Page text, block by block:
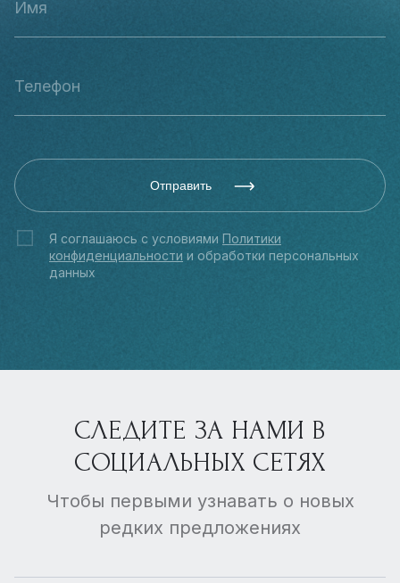
Отправить
Я соглашаюсь с условиями Политики
конфиденциальности и обработки персональных
данных
СЛЕДИТЕ ЗА НАМИ В
СОЦИАЛЬНЫХ СЕТЯХ
Чтобы первыми узнавать о новых
редких предложениях